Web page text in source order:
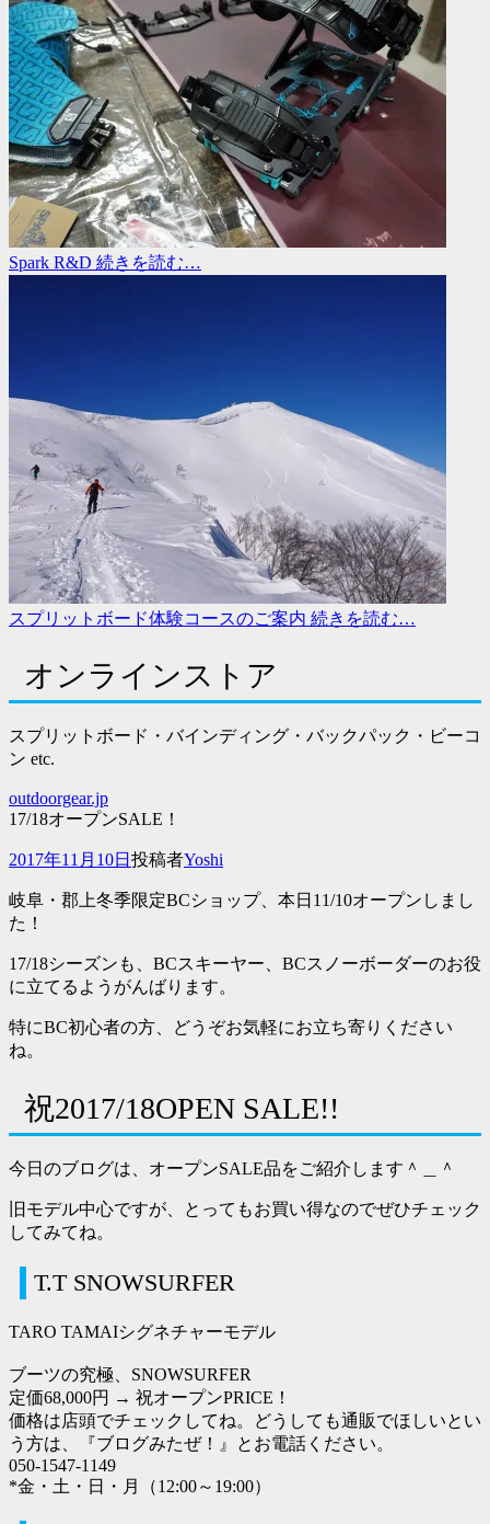
Spark R&D 続きを読む…
スプリットボード体験コースのご案内 続きを読む…
オンラインストア
スプリットボード・バインディング・バックパック・ビーコ
ン etc.
outdoorgear.jp
17/18オープンSALE！
投
日
2017年11月10日 投稿者Yoshi
岐阜・郡上冬季限定BCショップ、本日11/10オープンしまし
た！
17/18シーズンも、BCスキーヤー、BCスノーボーダーのお役
に立てるようがんばります。
特にBC初心者の方、どうぞお気軽にお立ち寄りください
ね。
祝2017/18OPEN SALE!!
今日のブログは、オープンSALE品をご紹介します＾＿＾
旧モデル中心ですが、とってもお買い得なのでぜひチェック
してみてね。
T.T SNOWSURFER
TARO TAMAIシグネチャーモデル
ブーツの究極、SNOWSURFER
定価68,000円 → 祝オープンPRICE！
価格は店頭でチェックしてね。どうしても通販でほしいとい
う方は、『ブログみたぜ！』とお電話ください。
050-1547-1149
*金・土・日・月（12:00～19:00）